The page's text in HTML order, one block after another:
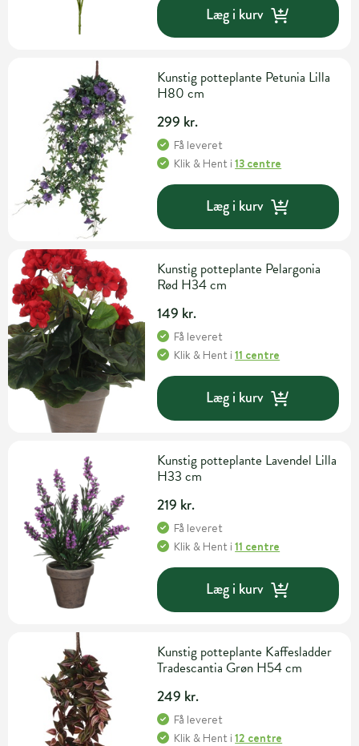
Læg i kurv
Kunstig potteplante Petunia Lilla
H80 cm
299 kr.
Få leveret
Klik & Hent i13 centre
Læg i kurv
Kunstig potteplante Pelargonia
Rød H34 cm
149 kr.
Få leveret
Klik & Hent i11 centre
Læg i kurv
Kunstig potteplante Lavendel Lilla
H33 cm
219 kr.
Få leveret
Klik & Hent i11 centre
Læg i kurv
Kunstig potteplante Kaffesladder
Tradescantia Grøn H54 cm
249 kr.
Få leveret
Klik & Hent i12 centre